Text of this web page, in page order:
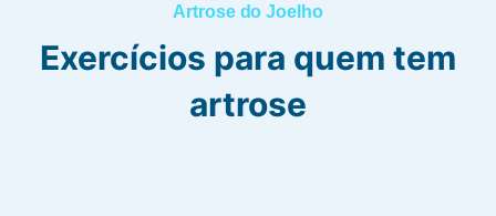
Artrose do Joelho
Exercícios para quem tem
artrose